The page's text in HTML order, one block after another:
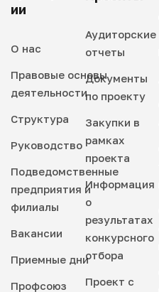
ии
О нас
Правовые основы
деятельности
Структура
Руководство
Подведомственные
предприятия и
филиалы
Вакансии
Приемные дни
Профсоюз
Аудиторские
отчеты
Документы
по проекту
Закупки в
рамках
проекта
Информация
о
результатах
конкурсного
отбора
Проект с